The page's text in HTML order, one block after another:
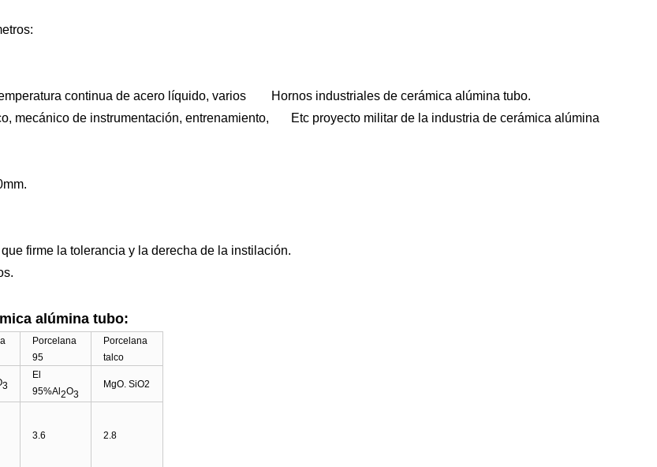
continua de acero líquido, varios Hornos industriales de cerámica alúmina tubo.
mecánico de instrumentación, entrenamiento, Etc proyecto militar de la industria de cerámica alúmina
firme la tolerancia y la derecha de la instilación.
alúmina tubo:
Porcelana
95
Porcelana
talco
3
El
95%Al 2O3
MgO. SiO2
3.6 2.8